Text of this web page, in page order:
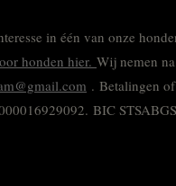
in één van onze
honden hier. Wij nemen
. Betalingen
BIC